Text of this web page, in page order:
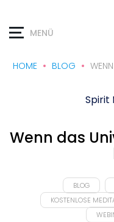
MENÜ
HOME BLOG
Spirit
Wenn das
BLOG
KOSTENLOSE